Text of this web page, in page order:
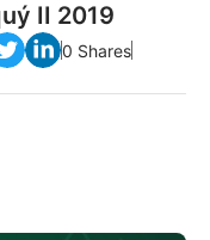
II 2019
0 Shares